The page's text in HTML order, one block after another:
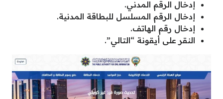
إدخال الرقم المدني.
إدخال الرقم المسلسل للبطاقة المدنية.
إدخال رقم الهاتف.
النقر على أيقونة “التالي”.